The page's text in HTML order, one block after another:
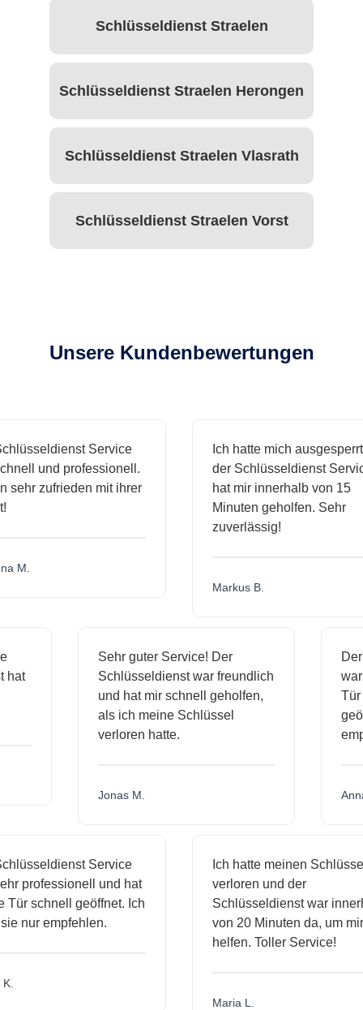
Schlüsseldienst Straelen
Schlüsseldienst Straelen Herongen
Schlüsseldienst Straelen Vlasrath
Schlüsseldienst Straelen Vorst
Unsere Kundenbewertungen
Service
und professionell.
zufrieden mit ihrer
M.
Ich hatte mich ausgesperrt
der Schlüsseldienst Service
hat mir innerhalb von 15
Minuten geholfen. Sehr
zuverlässig!
Markus B.
hat
Sehr guter Service! Der
Schlüsseldienst war freundlich
und hat mir schnell geholfen,
als ich meine Schlüssel
verloren hatte.
Jonas M.
Service
professionell und hat
schnell geöffnet. Ich
nur empfehlen.
Ich hatte meinen Schlüssel
verloren und der
Schlüsseldienst war
von 20 Minuten da, um mir
helfen. Toller Service!
Maria L.